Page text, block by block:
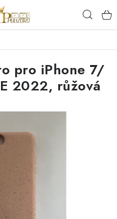
A FÓLIE
pro iPhone 7/
2022, růžová